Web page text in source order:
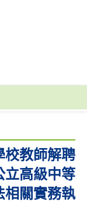
校教師解聘
立高級中等
相關實務執